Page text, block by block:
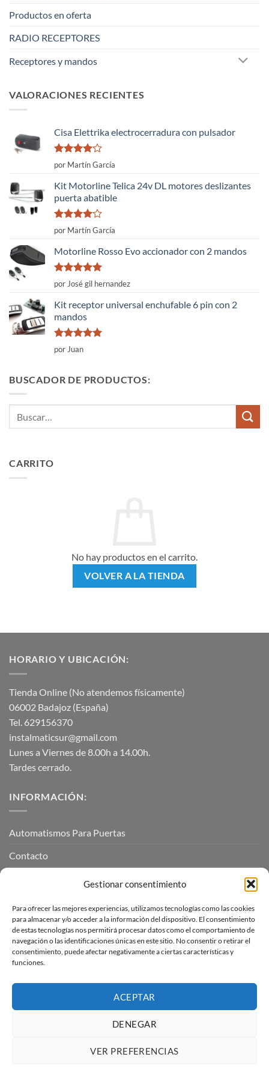
Gestionar consentimiento
Para ofrecer las mejores experiencias, utilizamos tecnologías como las cookies
para almacenar y/o acceder a la información del dispositivo. El consentimiento
de estas tecnologías nos permitirá procesar datos como el comportamiento de
navegación o las identificaciones únicas en este sitio. No consentir o retirar el
consentimiento, puede afectar negativamente a ciertas características y
funciones.
ACEPTAR
DENEGAR
VER PREFERENCIAS
Productos en oferta
RADIO RECEPTORES
Receptores y mandos
VALORACIONES RECIENTES
Cisa Elettrika electrocerradura con pulsador
Valorado
con
5
por Martín García
Kit Motorline Telica 24v DL motores deslizantes
puerta abatible
Valorado
con
5
por Martín García
Motorline Rosso Evo accionador con 2 mandos
Valorado
con
de 5
por José gil hernandez
Kit receptor universal enchufable 6 pin con 2
mandos
Valorado
con
por Juan
BUSCADOR DE PRODUCTOS:
CARRITO
No hay productos en el carrito.
VOLVER A LA TIENDA
HORARIO Y UBICACIÓN:
Tienda Online (No atendemos físicamente)
06002 Badajoz (España)
Tel. 629156370
instalmaticsur@gmail.com
Lunes a Viernes de 8.00h a 14.00h.
Tardes cerrado.
INFORMACIÓN:
Automatismos Para Puertas
Contacto
INFORMACIÓN LEGAL
Aviso Legal